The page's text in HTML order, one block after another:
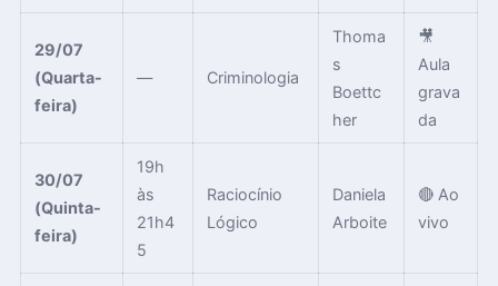
29/07
(Quarta-
feira)
— Criminologia
Thoma
s
Boettc
her
🎥
Aula
grava
da
30/07
(Quinta-
feira)
19h
às
21h4
5
Raciocínio
Lógico
Daniela
Arboite
🔴 Ao
vivo